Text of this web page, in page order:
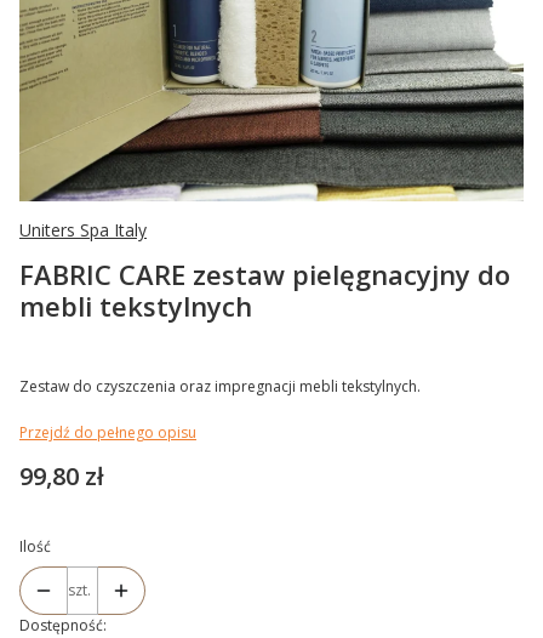
Uniters Spa Italy
FABRIC CARE zestaw pielęgnacyjny do
mebli tekstylnych
Zestaw do czyszczenia oraz impregnacji mebli tekstylnych.
Przejdź do pełnego opisu
Cena
99,80 zł
Ilość
szt.
Dostępność: